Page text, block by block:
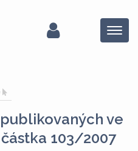
Menu
ve
103/2007